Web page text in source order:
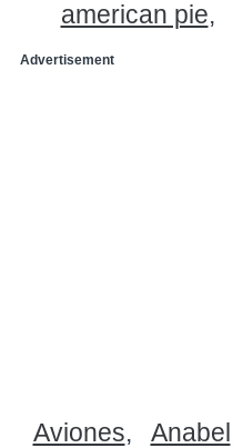
american pie
Advertisement
Aviones Anabel